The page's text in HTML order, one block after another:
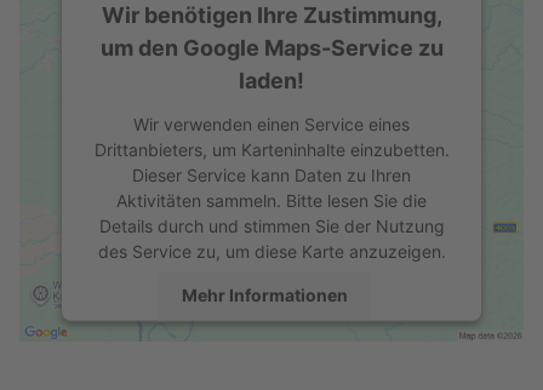
Wir benötigen Ihre Zustimmung,
um den Google Maps-Service zu
laden!
Wir verwenden einen Service eines
Drittanbieters, um Karteninhalte einzubetten.
Dieser Service kann Daten zu Ihren
Aktivitäten sammeln. Bitte lesen Sie die
Details durch und stimmen Sie der Nutzung
des Service zu, um diese Karte anzuzeigen.
Mehr Informationen